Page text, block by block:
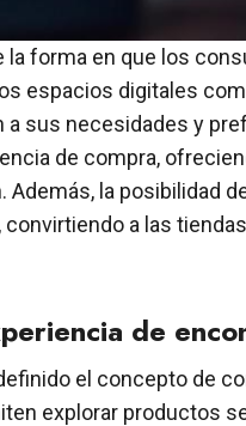
forma en que los
espacios digitales
sus necesidades y
de compra,
la posibilidad
a las
de
el concepto de
explorar productos